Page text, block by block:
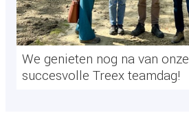
We genieten nog na van onze
succesvolle Treex teamdag!